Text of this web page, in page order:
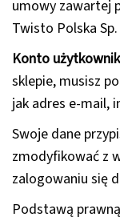
umowy zawartej
Twisto Polska
Konto
sklepie, musisz
jak adres e-mail,
Swoje dane
zmodyfikować z
zalogowaniu się
Podstawą